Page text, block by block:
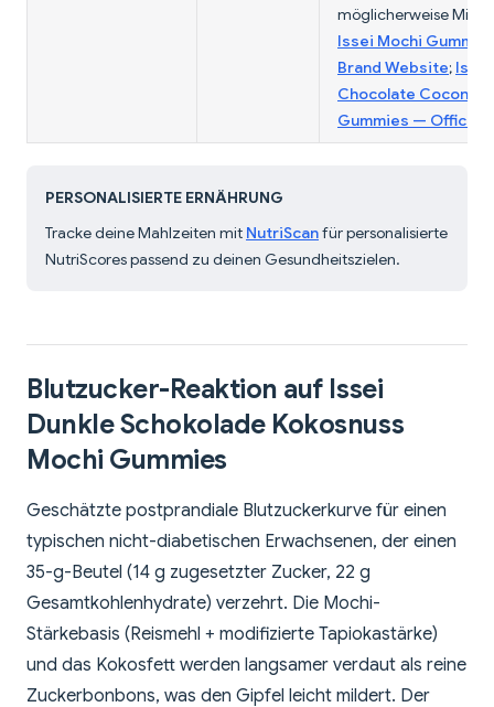
möglicherweise
Issei Mochi
Brand Website;
Chocolate Coconut
Gummies — Official
PERSONALISIERTE ERNÄHRUNG
Tracke deine Mahlzeiten mit NutriScanfür personalisierte
NutriScores passend zu deinen Gesundheitszielen.
Blutzucker-Reaktion auf Issei
Dunkle Schokolade Kokosnuss
Mochi Gummies
Geschätzte postprandiale Blutzuckerkurve für einen
typischen nicht-diabetischen Erwachsenen, der einen
35-g-Beutel (14 g zugesetzter Zucker, 22 g
Gesamtkohlenhydrate) verzehrt. Die Mochi-
Stärkebasis (Reismehl + modifizierte Tapiokastärke)
und das Kokosfett werden langsamer verdaut als reine
Zuckerbonbons, was den Gipfel leicht mildert. Der